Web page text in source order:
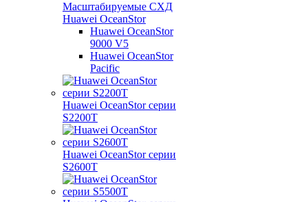
Масштабируемые СХД
Huawei OceanStor
Huawei OceanStor
9000 V5
Huawei OceanStor
Pacific
Huawei OceanStor серии
S2200T
Huawei OceanStor серии
S2600T